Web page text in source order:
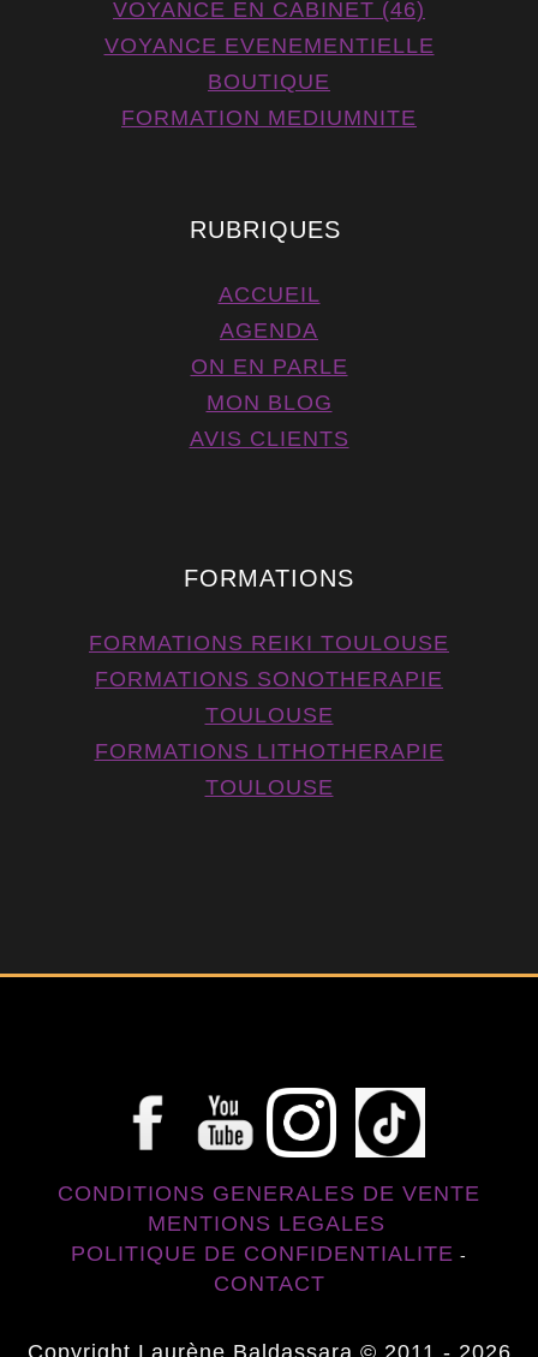
VOYANCE EN CABINET (46)
VOYANCE EVENEMENTIELLE
BOUTIQUE
FORMATION MEDIUMNITE
RUBRIQUES
ACCUEIL
AGENDA
ON EN PARLE
MON BLOG
AVIS CLIENTS
FORMATIONS
FORMATIONS REIKI TOULOUSE
FORMATIONS SONOTHERAPIE
TOULOUSE
FORMATIONS LITHOTHERAPIE
TOULOUSE
CONDITIONS GENERALES DE VENTE
MENTIONS LEGALES
POLITIQUE DE CONFIDENTIALITE -
CONTACT
Copyright Laurène Baldassara © 2011 - 2026